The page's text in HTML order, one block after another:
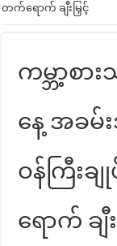
တက်ရောက် ချီးမြှင့်
ကမ္ဘာ့စာ
နေ့ အခမ်
ဝန်ကြီးခ
ရောက် ချီ